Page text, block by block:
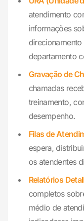
atendimento
informações
departamento
Gravação de
chamadas
treinamento,
desempenho.
Filas de
espera,
os atendentes
Relatórios
completos
médio de